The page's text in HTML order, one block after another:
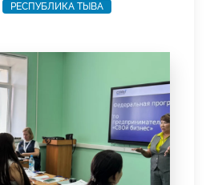
РЕСПУБЛИКА ТЫВА